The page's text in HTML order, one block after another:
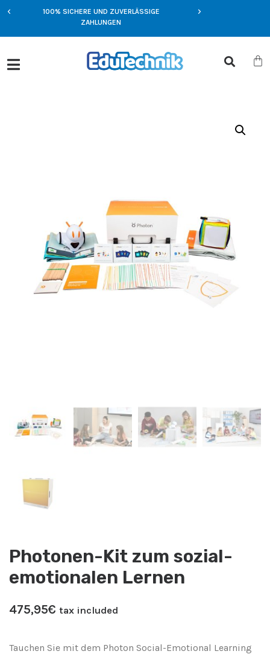
100% SICHERE UND ZUVERLÄSSIGE
ZAHLUNGEN
Photonen-Kit zum sozial-
emotionalen Lernen
475,95€ tax included
Tauchen Sie mit dem Photon Social-Emotional Learning